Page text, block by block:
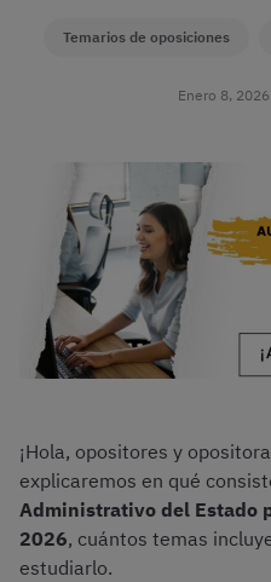
Temarios de oposiciones
Enero 8, 2026
¡Hola, opositores y
explicaremos en qué
Administrativo del Estado
2026, cuántos temas
estudiarlo.